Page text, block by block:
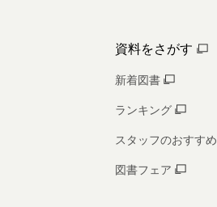
資料をさがす
新着図書
ランキング
スタッフのおすすめ
図書フェア